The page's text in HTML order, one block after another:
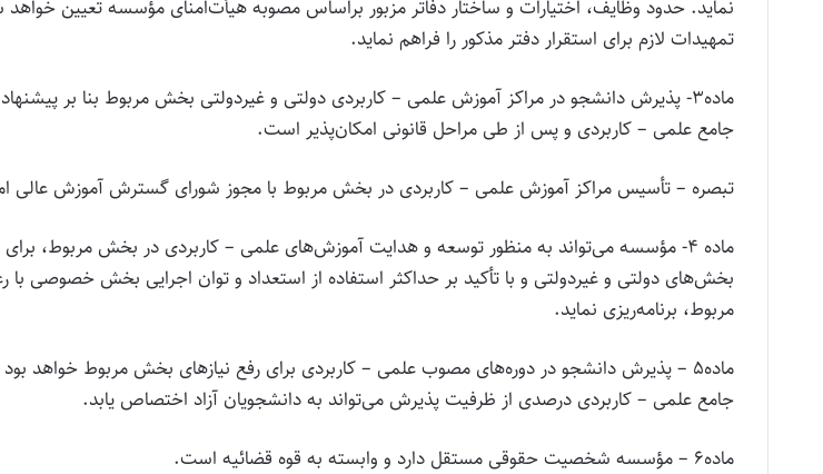
نماید. حدود وظایف، اختیارات و ساختار دفاتر مزبور براساس مصوبه هیأت‌امنای مؤسسه تعیین
تمهیدات لازم برای استقرار دفتر مذکور را فراهم نماید.
ماده۳- پذیرش دانشجو در مراکز آموزش علمی – کاربردی دولتی و غیردولتی بخش مربوط بنا بر
جامع علمی – کاربردی و پس از طی مراحل قانونی امکان‌پذیر است.
تبصره – تأسیس مراکز آموزش علمی – کاربردی در بخش مربوط با مجوز شورای گسترش آموزش عالی
ماده ۴- مؤسسه می‌تواند به منظور توسعه و هدایت آموزش‌های علمی – کاربردی در بخش مربوط، برای
بخش‌های دولتی و غیردولتی و با تأکید بر حداکثر استفاده از استعداد و توان اجرایی بخش خصوصی با
مربوط، برنامه‌ریزی نماید.
ماده۵ – پذیرش دانشجو در دوره‌های مصوب علمی – کاربردی برای رفع نیازهای بخش مربوط خواهد
جامع علمی – کاربردی درصدی از ظرفیت پذیرش می‌تواند به دانشجویان آزاد اختصاص یابد.
ماده۶ – مؤسسه شخصیت حقوقی مستقل دارد و وابسته به قوه قضائیه است.